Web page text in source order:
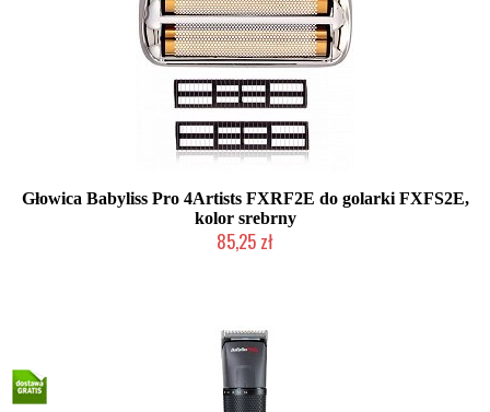
Głowica Babyliss Pro 4Artists FXRF2E do golarki FXFS2E,
kolor srebrny
85,25 zł